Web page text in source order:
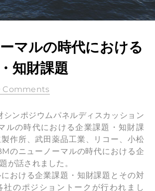
マルの時代における
知財課題
Comments
ンポジウムパネルディスカッション
ルの時代における企業課題・知財課
作所、武田薬品工業、リコー、小松
のニューノーマルの時代における企
が話されました。
おける企業課題・知財課題とその対
社のポジショントークが行われまし